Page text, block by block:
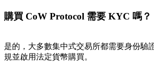
購買 CoW Protocol 需要 KYC 嗎？
是的，大多數集中式交易所都需要身份驗
規並啟用法定貨幣購買。